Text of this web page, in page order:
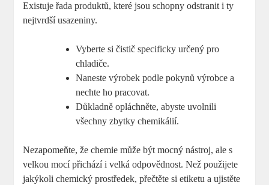
Existuje řada produktů, které jsou schopny odstranit i ty
nejtvrdší usazeniny.
Vyberte si čistič specificky určený pro
chladiče.
Naneste výrobek podle pokynů výrobce a
nechte ho pracovat.
Důkladně opláchněte, abyste uvolnili
všechny zbytky chemikálií.
Nezapomeňte, že chemie může být mocný nástroj, ale s
velkou mocí přichází i velká odpovědnost. Než použijete
jakýkoli chemický prostředek, přečtěte si etiketu a ujistěte